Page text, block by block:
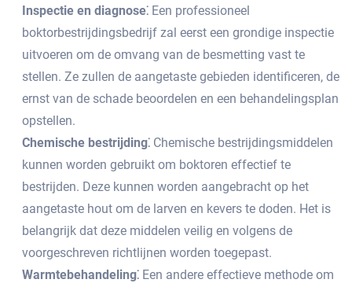
Inspectie en diagnose⁚ Een professioneel
boktorbestrijdingsbedrijf zal eerst een grondige inspectie
uitvoeren om de omvang van de besmetting vast te
stellen.​ Ze zullen de aangetaste gebieden identificeren, de
ernst van de schade beoordelen en een behandelingsplan
opstellen.
Chemische bestrijding⁚ Chemische bestrijdingsmiddelen
kunnen worden gebruikt om boktoren effectief te
bestrijden.​ Deze kunnen worden aangebracht op het
aangetaste hout om de larven en kevers te doden.​ Het is
belangrijk dat deze middelen veilig en volgens de
voorgeschreven richtlijnen worden toegepast.​
Warmtebehandeling⁚ Een andere effectieve methode om